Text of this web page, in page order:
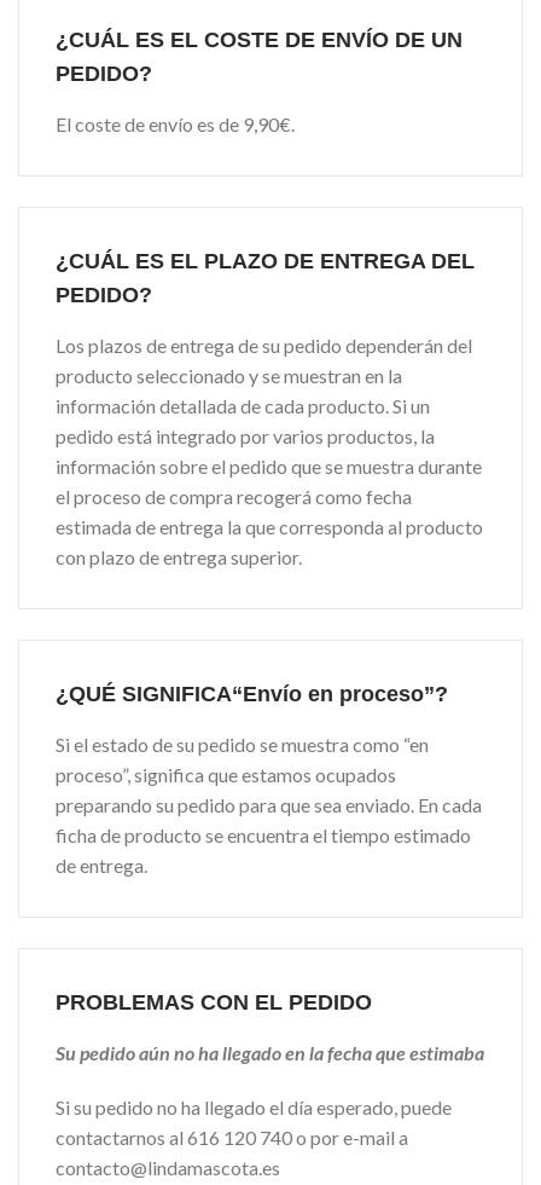
¿CUÁL ES EL COSTE DE ENVÍO DE UN
PEDIDO?
El coste de envío es de 9,90€.
¿CUÁL ES EL PLAZO DE ENTREGA DEL
PEDIDO?
Los plazos de entrega de su pedido dependerán del
producto seleccionado y se muestran en la
información detallada de cada producto. Si un
pedido está integrado por varios productos, la
información sobre el pedido que se muestra durante
el proceso de compra recogerá como fecha
estimada de entrega la que corresponda al producto
con plazo de entrega superior.
¿QUÉ SIGNIFICA“Envío en proceso”?
Si el estado de su pedido se muestra como “en
proceso”, significa que estamos ocupados
preparando su pedido para que sea enviado. En cada
ficha de producto se encuentra el tiempo estimado
de entrega.
PROBLEMAS CON EL PEDIDO
Su pedido aún no ha llegado en la fecha que estimaba
Si su pedido no ha llegado el día esperado, puede
contactarnos al 616 120 740 o por e-mail a
contacto@lindamascota.es